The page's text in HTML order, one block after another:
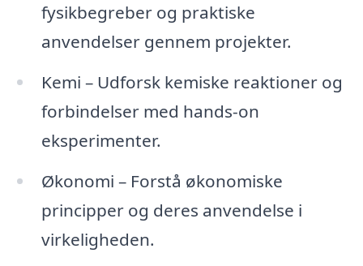
fysikbegreber og praktiske
anvendelser gennem projekter.
Kemi – Udforsk kemiske reaktioner og
forbindelser med hands-on
eksperimenter.
Økonomi – Forstå økonomiske
principper og deres anvendelse i
virkeligheden.